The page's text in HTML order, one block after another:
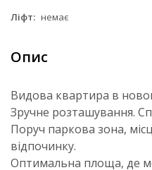
Ліфт: немає
Опис
Видова квартира в
Зручне розташування.
Поруч паркова зона,
відпочинку.
Оптимальна площа, де